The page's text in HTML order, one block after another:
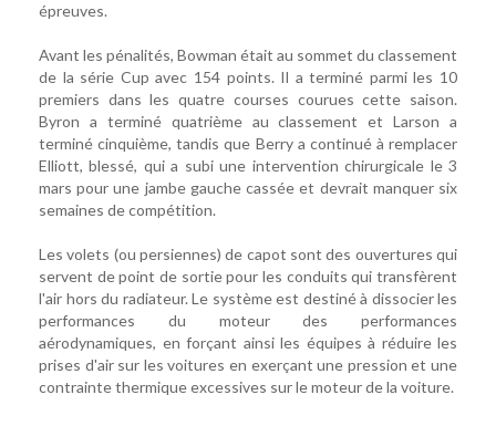
épreuves.
Avant les pénalités, Bowman était au sommet du classement
de la série Cup avec 154 points. Il a terminé parmi les 10
premiers dans les quatre courses courues cette saison.
Byron a terminé quatrième au classement et Larson a
terminé cinquième, tandis que Berry a continué à remplacer
Elliott, blessé, qui a subi une intervention chirurgicale le 3
mars pour une jambe gauche cassée et devrait manquer six
semaines de compétition.
Les volets (ou persiennes) de capot sont des ouvertures qui
servent de point de sortie pour les conduits qui transfèrent
l'air hors du radiateur. Le système est destiné à dissocier les
performances du moteur des performances
aérodynamiques, en forçant ainsi les équipes à réduire les
prises d'air sur les voitures en exerçant une pression et une
contrainte thermique excessives sur le moteur de la voiture.